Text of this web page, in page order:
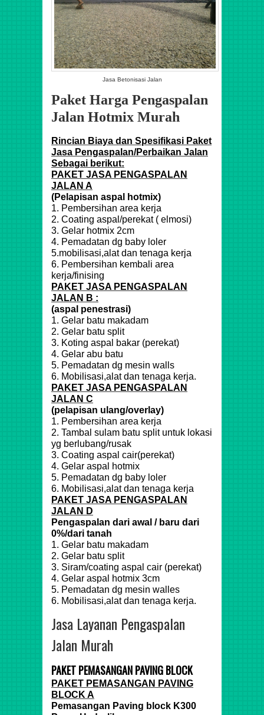
Jasa Betonisasi Jalan
Paket Harga Pengaspalan
Jalan Hotmix Murah
Rincian Biaya dan Spesifikasi Paket
Jasa Pengaspalan/Perbaikan Jalan
Sebagai berikut:
PAKET JASA PENGASPALAN
JALAN A
(Pelapisan aspal hotmix)
1. Pembersihan area kerja
2. Coating aspal/perekat ( elmosi)
3. Gelar hotmix 2cm
4. Pemadatan dg baby loler
5.mobilisasi,alat dan tenaga kerja
6. Pembersihan kembali area
kerja/finising
PAKET JASA PENGASPALAN
JALAN B :
(aspal penestrasi)
1. Gelar batu makadam
2. Gelar batu split
3. Koting aspal bakar (perekat)
4. Gelar abu batu
5. Pemadatan dg mesin walls
6. Mobilisasi,alat dan tenaga kerja.
PAKET JASA PENGASPALAN
JALAN C
(pelapisan ulang/overlay)
1. Pembersihan area kerja
2. Tambal sulam batu split untuk lokasi
yg berlubang/rusak
3. Coating aspal cair(perekat)
4. Gelar aspal hotmix
5. Pemadatan dg baby loler
6. Mobilisasi,alat dan tenaga kerja
PAKET JASA PENGASPALAN
JALAN D
Pengaspalan dari awal / baru dari
0%/dari tanah
1. Gelar batu makadam
2. Gelar batu split
3. Siram/coating aspal cair (perekat)
4. Gelar aspal hotmix 3cm
5. Pemadatan dg mesin walles
6. Mobilisasi,alat dan tenaga kerja.
Jasa Layanan Pengaspalan
Jalan Murah
PAKET PEMASANGAN PAVING BLOCK
PAKET PEMASANGAN PAVING
BLOCK A
Pemasangan Paving block K300